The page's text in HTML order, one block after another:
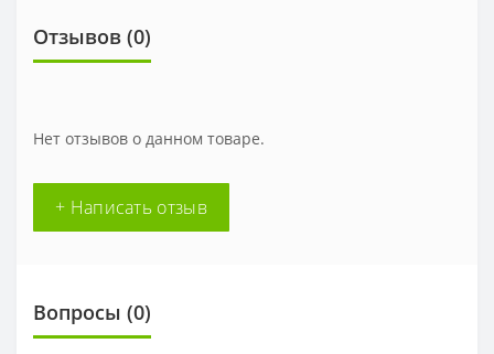
Отзывов (0)
Нет отзывов о данном товаре.
+ Написать отзыв
Вопросы (0)